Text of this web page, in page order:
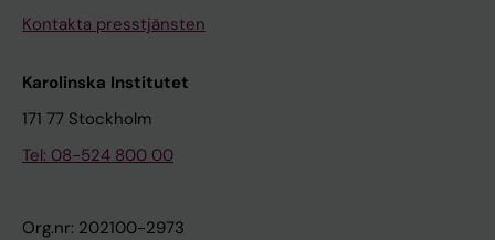
Kontakta presstjänsten
Karolinska Institutet
171 77 Stockholm
Tel: 08-524 800 00
Org.nr: 202100-2973